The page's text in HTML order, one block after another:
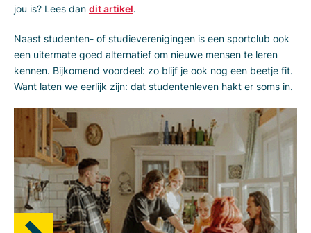
jou is? Lees dan dit artikel.
Naast studenten- of studieverenigingen is een sportclub ook
een uitermate goed alternatief om nieuwe mensen te leren
kennen. Bijkomend voordeel: zo blijf je ook nog een beetje fit.
Want laten we eerlijk zijn: dat studentenleven hakt er soms in.